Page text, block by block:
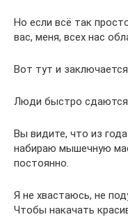
Но если всё так
вас, меня, всех нас
Вот тут и
Люди быстро сдаются.
Вы видите, что из
набираю мышечную
постоянно.
Я не хвастаюсь, не
Чтобы накачать